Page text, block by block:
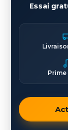
Essai
Prime